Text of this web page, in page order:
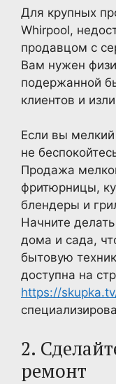
Для крупных
Whirpool,
продавцом с
Вам нужен
подержанной
клиентов и
Если вы
не
Продажа
фритюрницы,
блендеры и
Начните
дома и сада,
бытовую
доступна на
https://
2.
ремонт